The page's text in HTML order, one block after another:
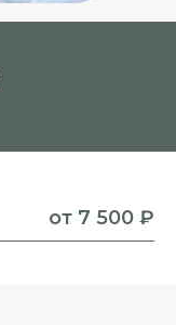
от 7 500 ₽